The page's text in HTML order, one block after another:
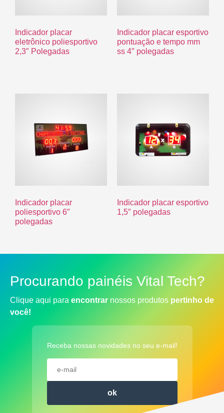
Indicador placar
eletrônico poliesportivo
2,3″ Polegadas
Indicador placar esportivo
pontuação e tempo mm
ss 4″ polegadas
Indicador placar
poliesportivo 6″
polegadas
Indicador placar esportivo
1,5″ polegadas
Procurando painéis Vital Tech?
Clique aqui para encontrar nossos produtos pertinho de
você!
Receba nossas novidades no seu e-mail!
ok